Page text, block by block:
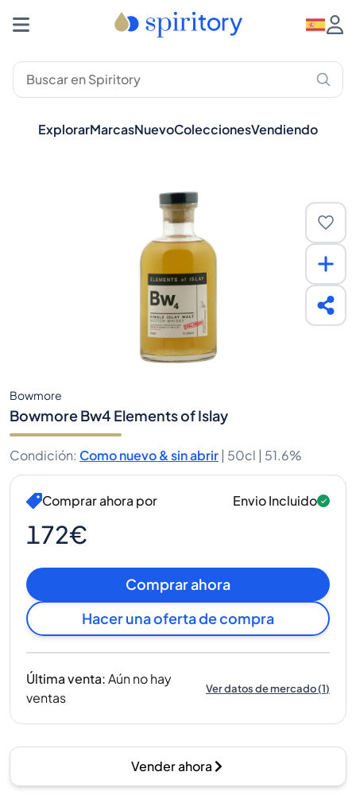
ExplorarMarcasNuevoColeccionesVendiendo
Bowmore
Bowmore Bw4 Elements of Islay
Condición: Como nuevo & sin abrir | 50cl | 51.6%
Comprar ahora por
172€
Envio Incluido
Comprar ahora
Hacer una oferta de compra
Última venta:Aún no hay
ventas
Ver datos de mercado(1)
Vender ahora